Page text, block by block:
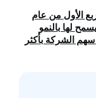
الأول من عام
لها بالنمو
الشركة بأكثر